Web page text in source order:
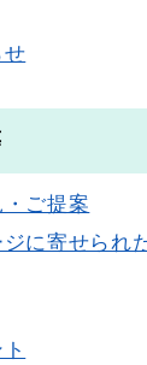
ご提案
に寄せられ